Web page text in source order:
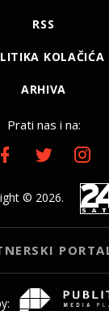
RSS
KOLAČIĆA
ARHIVA
Prati nas i na:
© 2026.